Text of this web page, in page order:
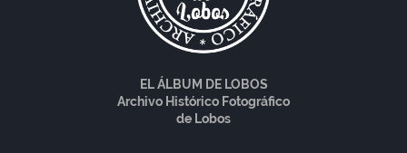
EL ÁLBUM DE LOBOS
Archivo Histórico Fotográfico
de Lobos